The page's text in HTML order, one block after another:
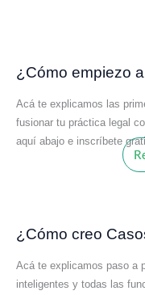
¿Cómo empiezo
Acá te explicamos las
fusionar tu práctica legal
aquí abajo e inscríbete
¿Cómo creo
Acá te explicamos paso a
inteligentes y todas las